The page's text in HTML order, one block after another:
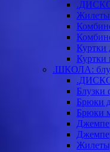
Жилеты
Куртки
Куртки
.ШКОЛА:
Блузки
Брюки
Брюки